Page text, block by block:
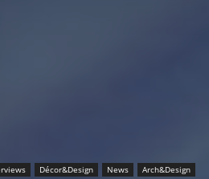
Décor&Design News Arch&Design